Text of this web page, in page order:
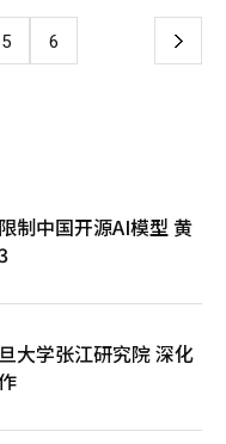
1190只，占总数的约
股和食品股出现抛售，油
任天堂因内存半导体价格
过了通常被视为“过
指出，日经主导的上涨
策略师石黑英幸表
久。”资产管理公司
“希望借助地缘政治风险
的周期性股票反弹。”日
，需扩大买盘至AI和半
明显
现象加剧，但分析认为
价与业绩紧密相关，且
至270万韩元，增幅达
在推动市场上涨。美国
克100成分股的总市值
亿美元）、
万亿美元）、
美元）等七大巨头的合
60.4%。※ 本报道经人工
控股公司的非银行投资组
同的吸收和市场份额的扩
争力。 然而，此
入至少5000亿韩元的资
保险业人士表
情况下，如果条件不合
购者的负担，将是再竞
AI）系统翻译与编辑。
动作区的
放弃申请或中止合同的情
度。” 此前，首
之家’的竞争率下降，建
公寓和江北区的米亚站附
要品牌。大多数公寓距离
对象为公告
妇需在结婚登记后7年
。双职工家庭的申请标准
女家庭的资产标准也有
优先购买权。首尔市相
5 6 下
制中国开源AI模型 黄
大学张江研究院 深化